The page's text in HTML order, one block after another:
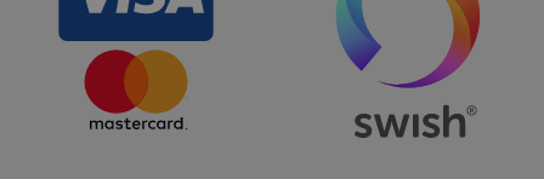
Namn
Leverantör
Domän
__RequestVerificationToken
Corporation
de.syna.se